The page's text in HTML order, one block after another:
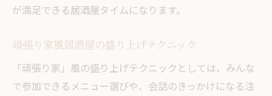
が満足できる居酒屋タイムになります。
頑張り家風居酒屋の盛り上げテクニック
「頑張り家」風の盛り上げテクニックとしては、みんな
で参加できるメニュー選びや、会話のきっかけになる注